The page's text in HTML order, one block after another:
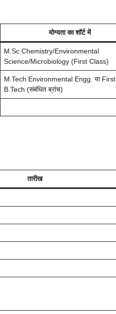
योग्यता का शॉर्ट में
M.Sc Chemistry/Environmental
Science/Microbiology (First Class)
M.Tech Environmental Engg. या
B.Tech (संबंधित ब्रांच)
तारीख